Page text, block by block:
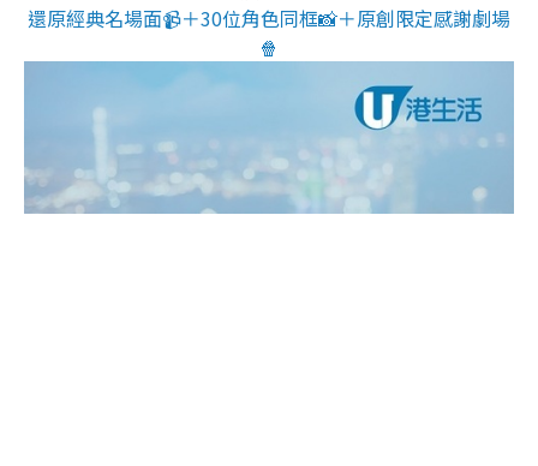
還原經典名場面📹＋30位角色同框📸＋原創限定感謝劇場
🍿